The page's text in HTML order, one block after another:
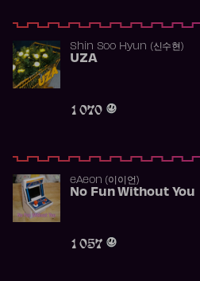
Shin Soo Hyun (신수현)
UZA
1 070
​eAeon (이이언)
No Fun Without You
1 057